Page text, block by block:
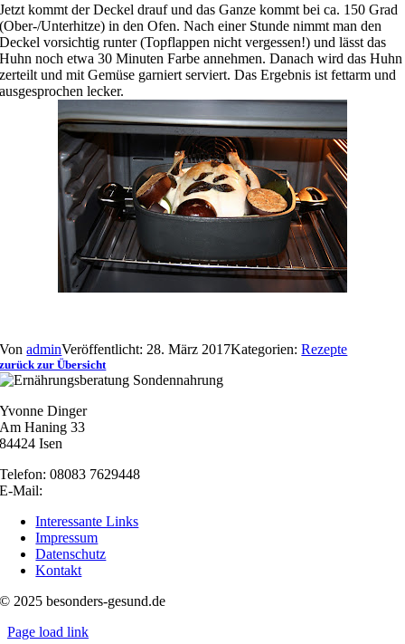
Jetzt kommt der Deckel drauf und das Ganze kommt bei ca. 150 Grad
(Ober-/Unterhitze) in den Ofen. Nach einer Stunde nimmt man den
Deckel vorsichtig runter (Topflappen nicht vergessen!) und lässt das
Huhn noch etwa 30 Minuten Farbe annehmen. Danach wird das Huhn
zerteilt und mit Gemüse garniert serviert. Das Ergebnis ist fettarm und
ausgesprochen lecker.
VonadminVeröffentlicht: 28. März 2017Kategorien:Rezepte
zurück zur Übersicht
Yvonne Dinger
Am Haning 33
84424 Isen
Telefon: 08083 7629448
E-Mail:
Interessante Links
Impressum
Datenschutz
Kontakt
© 2025 besonders-gesund.de
Page load link